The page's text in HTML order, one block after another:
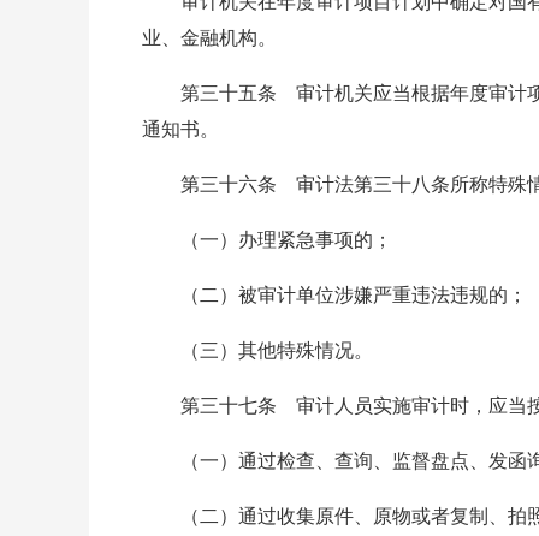
业、金融机构。
第三十五条 审计机关应当根据年度审计项
通知书。
第三十六条 审计法第三十八条所称特殊
（一）办理紧急事项的；
（二）被审计单位涉嫌严重违法违规的；
（三）其他特殊情况。
第三十七条 审计人员实施审计时，应当
（一）通过检查、查询、监督盘点、发函
（二）通过收集原件、原物或者复制、拍